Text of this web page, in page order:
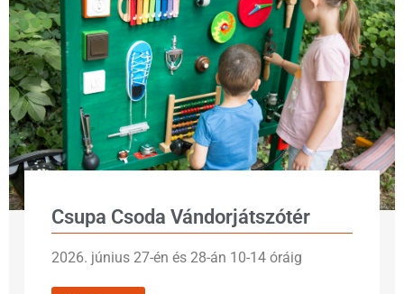
Csupa Csoda Vándorjátszótér
2026. június 27-én és 28-án 10-14 óráig